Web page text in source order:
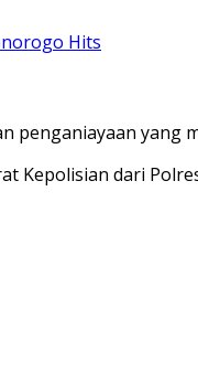
Hits
penganiayaan yang
Kepolisian dari